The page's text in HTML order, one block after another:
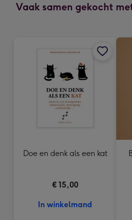
-
Vaak samen gekocht
Doe en denk als een kat
€ 15,00
In winkelmand